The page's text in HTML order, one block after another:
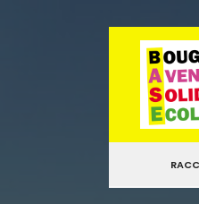
Passer
contenu